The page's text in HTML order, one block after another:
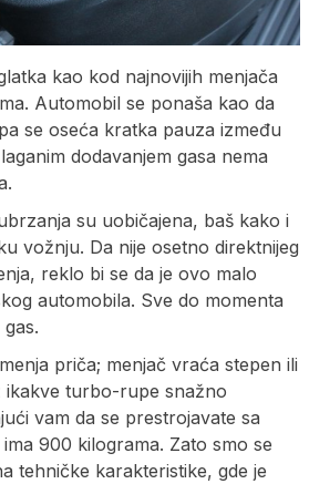
kao kod najnovijih menjača
Automobil se ponaša kao da
se oseća kratka pauza između
dodavanjem gasa nema
su uobičajena, baš kako i
vožnju. Da nije osetno direktnijeg
reklo bi se da je ovo malo
automobila. Sve do momenta
priča; menjač vraća stepen ili
ikakve turbo-rupe snažno
vam da se prestrojavate sa
900 kilograma. Zato smo se
tehničke karakteristike, gde je